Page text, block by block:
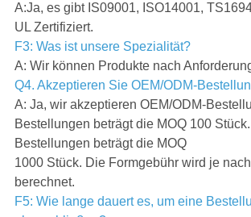
A:Ja, es gibt IS09001, ISO14001,
UL Zertifiziert.
F3: Was ist unsere Spezialität?
A: Wir können Produkte nach
Q4. Akzeptieren Sie OEM/ODM-
A: Ja, wir akzeptieren OEM/ODM-
Bestellungen beträgt die MOQ 100
Bestellungen beträgt die MOQ
1000 Stück. Die Formgebühr wird je
berechnet.
F5: Wie lange dauert es, um eine